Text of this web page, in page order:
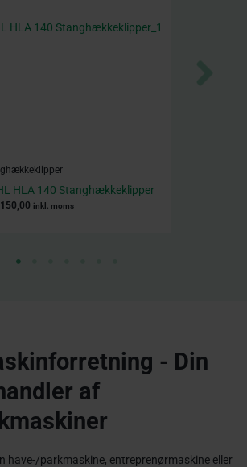
HLA 140 Stanghækkeklipper
inkl. moms
- Din
af
have-/parkmaskine, entreprenørmaskine eller